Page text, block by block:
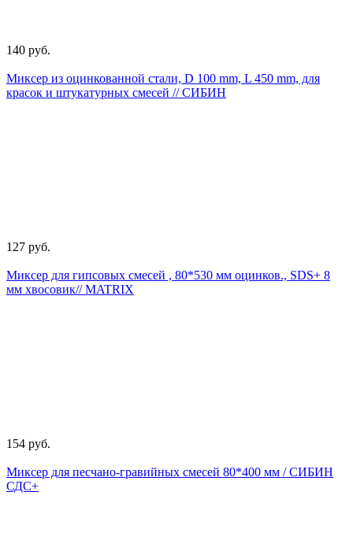
140 руб.
Миксер из оцинкованной стали, D 100 mm, L 450 mm, для
красок и штукатурных смесей // СИБИН
127 руб.
Миксер для гипсовых смесей , 80*530 мм оцинков., SDS+ 8
мм хвосовик// MATRIX
154 руб.
Миксер для песчано-гравийных смесей 80*400 мм / СИБИН
СДС+